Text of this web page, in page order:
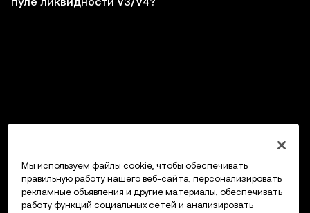
Мы используем файлы cookie, чтобы обеспечивать
правильную работу нашего веб-сайта, персонализировать
рекламные объявления и другие материалы, обеспечивать
работу функций социальных сетей и анализировать